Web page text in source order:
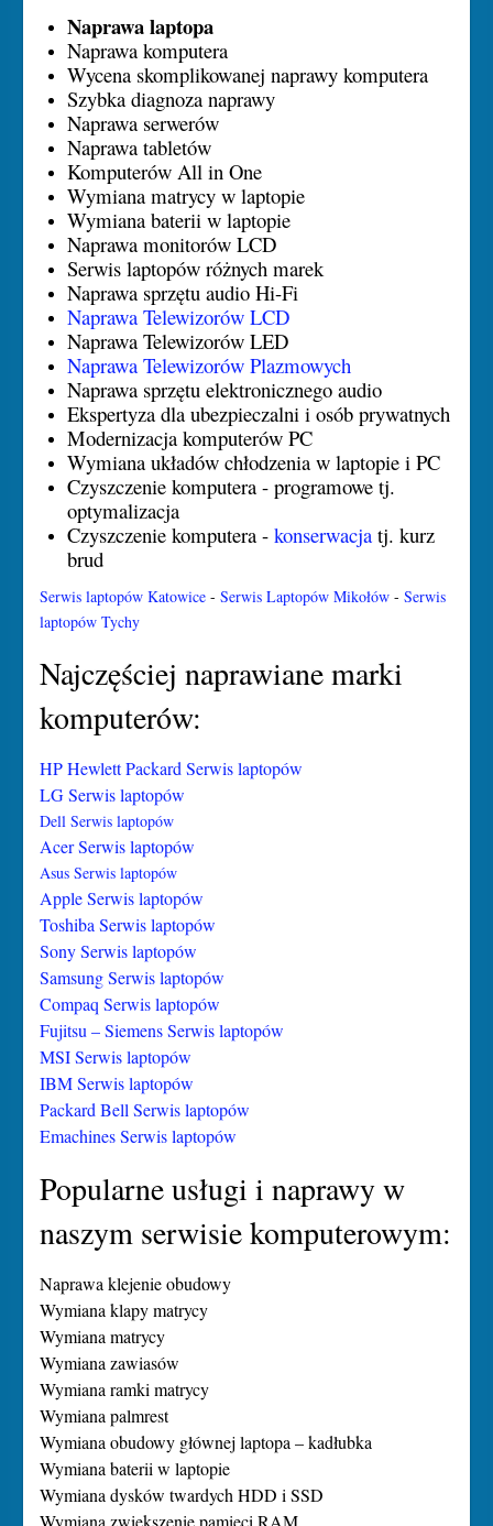
Naprawa laptopa
Naprawa komputera
Wycena skomplikowanej naprawy komputera
Szybka diagnoza naprawy
Naprawa serwerów
Naprawa tabletów
Komputerów All in One
Wymiana matrycy w laptopie
Wymiana baterii w laptopie
Naprawa monitorów LCD
Serwis laptopów różnych marek
Naprawa sprzętu audio Hi-Fi
Naprawa Telewizorów LCD
Naprawa Telewizorów LED
Naprawa Telewizorów Plazmowych
Naprawa sprzętu elektronicznego audio
Ekspertyza dla ubezpieczalni i osób prywatnych
Modernizacja komputerów PC
Wymiana układów chłodzenia w laptopie i PC
Czyszczenie komputera - programowe tj.
optymalizacja
Czyszczenie komputera -konserwacja tj. kurz
brud
Serwis laptopów Katowice -Serwis Laptopów Mikołów -Serwis
laptopów Tychy
Najczęściej naprawiane marki
komputerów:
HP Hewlett Packard Serwis laptopów
LG Serwis laptopów
Dell Serwis laptopów
Acer Serwis laptopów
Asus Serwis laptopów
Apple Serwis laptopów
Toshiba Serwis laptopów
Sony Serwis laptopów
Samsung Serwis laptopów
Compaq Serwis laptopów
Fujitsu – Siemens Serwis laptopów
MSI Serwis laptopów
IBM Serwis laptopów
Packard Bell Serwis laptopów
Emachines Serwis laptopów
Popularne usługi i naprawy w
naszym serwisie komputerowym:
Naprawa klejenie obudowy
Wymiana klapy matrycy
Wymiana matrycy
Wymiana zawiasów
Wymiana ramki matrycy
Wymiana palmrest
Wymiana obudowy głównej laptopa – kadłubka
Wymiana baterii w laptopie
Wymiana dysków twardych HDD i SSD
Wymiana zwiększenie pamięci RAM